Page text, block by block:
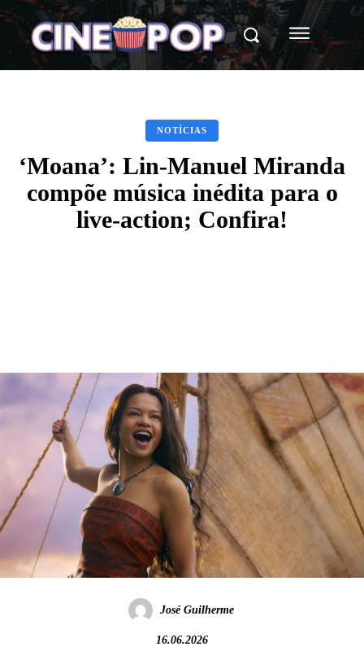
NOTÍCIAS
‘Moana’: Lin-Manuel Miranda
compõe música inédita para o
live-action; Confira!
José Guilherme
16.06.2026